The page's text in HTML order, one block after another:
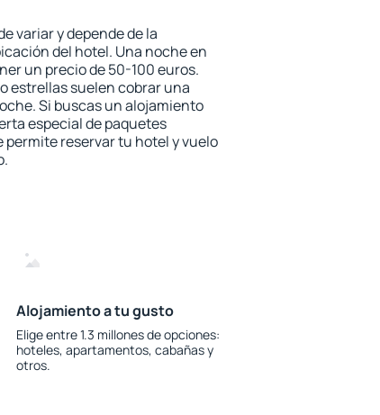
variar y depende de la
del hotel. Una noche en
un precio de 50-100 euros.
estrellas suelen cobrar una
Si buscas un alojamiento
especial de paquetes
permite reservar tu hotel y vuelo
Alojamiento a tu gusto
Elige entre 1.3 millones de opciones:
hoteles, apartamentos, cabañas y
otros.